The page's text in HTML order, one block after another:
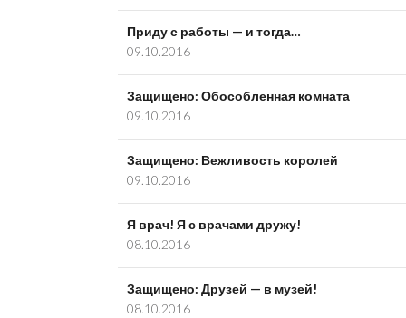
Приду с работы — и тогда…
09.10.2016
Защищено: Обособленная комната
09.10.2016
Защищено: Вежливость королей
09.10.2016
Я врач! Я с врачами дружу!
08.10.2016
Защищено: Друзей — в музей!
08.10.2016